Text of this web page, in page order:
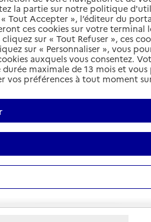
la partie sur notre politique
Tout Accepter », l’éditeur du
ces cookies sur votre terminal
sur « Tout Refuser », ces
sur « Personnaliser », vous
auxquels vous consentez.
maximale de 13 mois et
vos préférences à tout moment